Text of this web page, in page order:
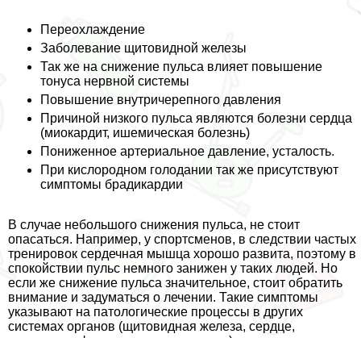
Переохлаждение
Заболевание щитовидной железы
Так же на снижение пульса влияет повышение
тонуса нервной системы
Повышение внутричерепного давления
Причиной низкого пульса являются болезни сердца
(миокардит, ишемическая болезнь)
Пониженное артериальное давление, усталость.
При кислородном голодании так же присутствуют
симптомы брадикардии
В случае небольшого снижения пульса, не стоит
опасаться. Например, у спортсменов, в следствии частых
тренировок сердечная мышца хорошо развита, поэтому в
спокойствии пульс немного занижен у таких людей. Но
если же снижение пульса значительное, стоит обратить
внимание и задуматься о лечении. Такие симптомы
указывают на патологические процессы в других
системах органов (щитовидная железа, сердце,